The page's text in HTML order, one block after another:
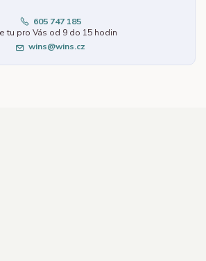
605 747 185
tu pro Vás od 9 do 15 hodin
wins@wins.cz